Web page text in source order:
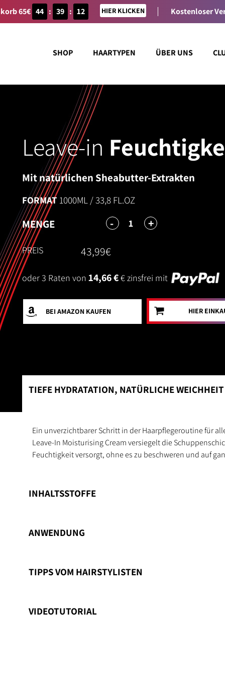
65€ 44 : 39 : 12 HIER KLICKEN Kostenloser
SHOP HAARTYPEN ÜBER UNS
Leave-in
Mit natürlichen Sheabutter-Extrakten
FORMAT 1000ML / 33,8 FL.OZ
MENGE - 1 +
PREIS 43,99€
oder 3 Raten von 14,66 €€ zinsfrei mit
BEI AMAZON KAUFEN HIER
TIEFE HYDRATATION, NATÜRLICHE WEICHHEIT
Ein unverzichtbarer Schritt in der Haarpflegeroutine für
Leave-In Moisturising Cream versiegelt die
Feuchtigkeit versorgt, ohne es zu beschweren und auf
INHALTSSTOFFE
ANWENDUNG
TIPPS VOM HAIRSTYLISTEN
VIDEOTUTORIAL